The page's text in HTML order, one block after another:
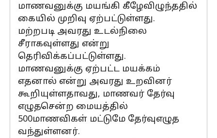
மாணவனுக்கு மயங்கி கீழேவிழுந்ததில்
கையில் முறிவு ஏற்பட்டுள்ளது.
மற்றபடி அவரது உடல்நிலை
சீராகவுள்ளது என்று
தெரிவிக்கப்பட்டுள்ளது.
மாணவனுக்கு ஏற்பட்ட மயக்கம்
எதனால் என்று அவரது உறவினர்
கூறியுள்ளதாவது, மாணவர் தேர்வு
எழுதசென்ற மையத்தில்
500மாணவிகள் மட்டுமே தேர்வுஎழுத
வந்துள்ளனர்.